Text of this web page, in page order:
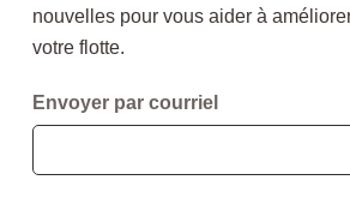
nouvelles pour vous aider à
votre flotte.
Envoyer par courriel